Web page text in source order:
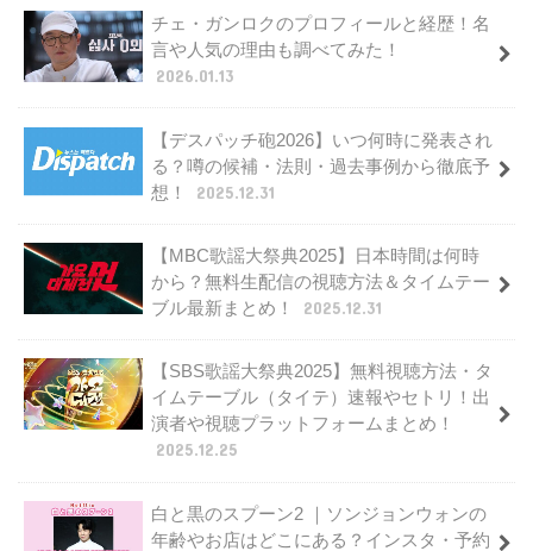
チェ・ガンロクのプロフィールと経歴！名
言や人気の理由も調べてみた！
2026.01.13
【デスパッチ砲2026】いつ何時に発表され
る？噂の候補・法則・過去事例から徹底予
想！
2025.12.31
【MBC歌謡大祭典2025】日本時間は何時
から？無料生配信の視聴方法＆タイムテー
ブル最新まとめ！
2025.12.31
【SBS歌謡大祭典2025】無料視聴方法・タ
イムテーブル（タイテ）速報やセトリ！出
演者や視聴プラットフォームまとめ！
2025.12.25
白と黒のスプーン2 ｜ソンジョンウォンの
年齢やお店はどこにある？インスタ・予約